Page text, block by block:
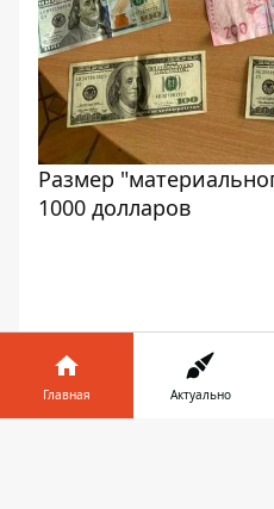
Размер
1000 долларов
Главная Актуально